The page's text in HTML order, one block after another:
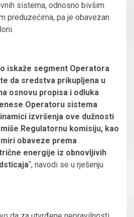
sistema, odnosno bivšim
preduzećima, pa je obavezan
iskaže segment Operatora
da sredstva prikupljena u
osnovu propisa i odluka
Operatoru sistema
izvršenja ove dužnosti
Regulatornu komisiju, kao
obaveze prema
energije iz obnovljivih
“, navodi se u rješenju